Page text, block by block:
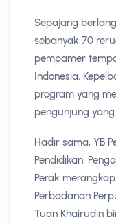
Sepajang
sebanyak 70
pempamer
Indonesia.
program yang
pengunjung
Hadir sama, YB
Pendidikan,
Perak
Perbadanan
Tuan Khairudin